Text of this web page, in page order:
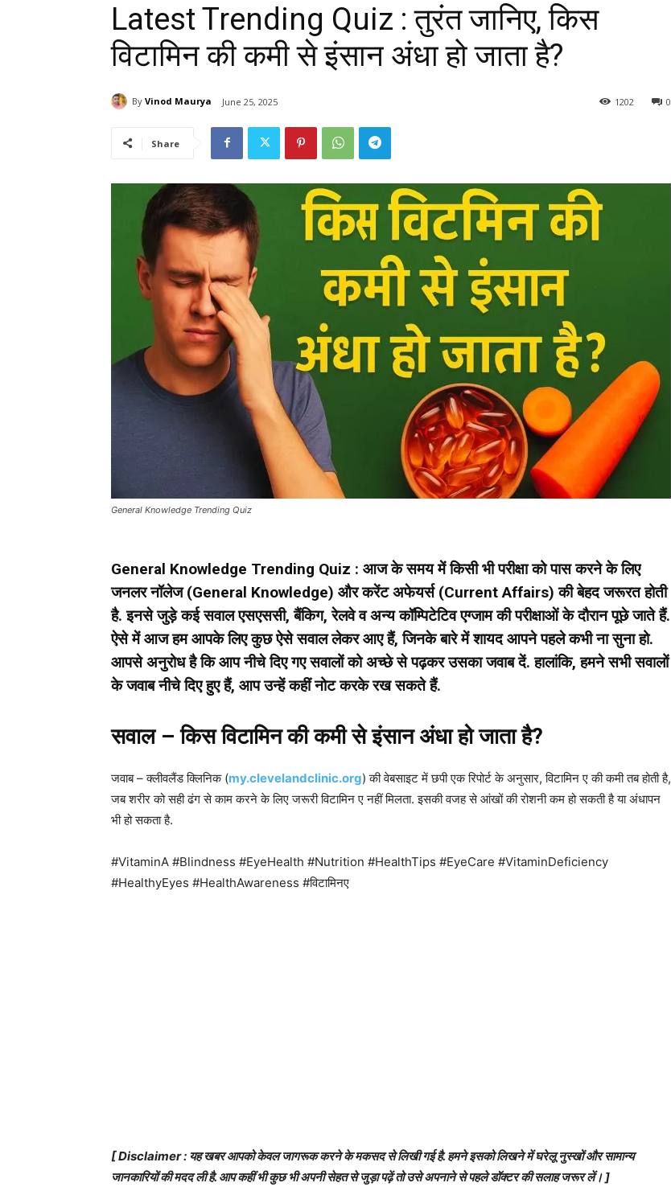
Latest Trending Quiz : तुरंत जानिए, किस
विटामिन की कमी से इंसान अंधा हो जाता है?
By Vinod Maurya June 25, 2025 0
1202
Share
General Knowledge Trending Quiz
General Knowledge Trending Quiz : आज के समय में किसी भी परीक्षा को पास करने के लिए
जनलर नॉलेज (General Knowledge) और करेंट अफेयर्स (Current Affairs) की बेहद जरूरत होती
है. इनसे जुड़े कई सवाल एसएससी, बैंकिग, रेलवे व अन्य कॉम्पिटेटिव एग्जाम की परीक्षाओं के दौरान पूछे जाते हैं.
ऐसे में आज हम आपके लिए कुछ ऐसे सवाल लेकर आए हैं, जिनके बारे में शायद आपने पहले कभी ना सुना हो.
आपसे अनुरोध है कि आप नीचे दिए गए सवालों को अच्छे से पढ़कर उसका जवाब दें. हालांकि, हमने सभी सवालों
के जवाब नीचे दिए हुए हैं, आप उन्हें कहीं नोट करके रख सकते हैं.
सवाल – किस विटामिन की कमी से इंसान अंधा हो जाता है?
जवाब – क्लीवलैंड क्लिनिक (my.clevelandclinic.org) की वेबसाइट में छपी एक रिपोर्ट के अनुसार, विटामिन ए की कमी तब होती है,
जब शरीर को सही ढंग से काम करने के लिए जरूरी विटामिन ए नहीं मिलता. इसकी वजह से आंखों की रोशनी कम हो सकती है या अंधापन
भी हो सकता है.
#VitaminA #Blindness #EyeHealth #Nutrition #HealthTips #EyeCare #VitaminDeficiency
#HealthyEyes #HealthAwareness #विटामिनए
[ Disclaimer : यह खबर आपको केवल जागरूक करने के मकसद से लिखी गई है. हमने इसको लिखने में घरेलू नुस्खों और सामान्य
जानकारियों की मदद ली है. आप कहीं भी कुछ भी अपनी सेहत से जुड़ा पढ़ें तो उसे अपनाने से पहले डॉक्टर की सलाह जरूर लें। ]